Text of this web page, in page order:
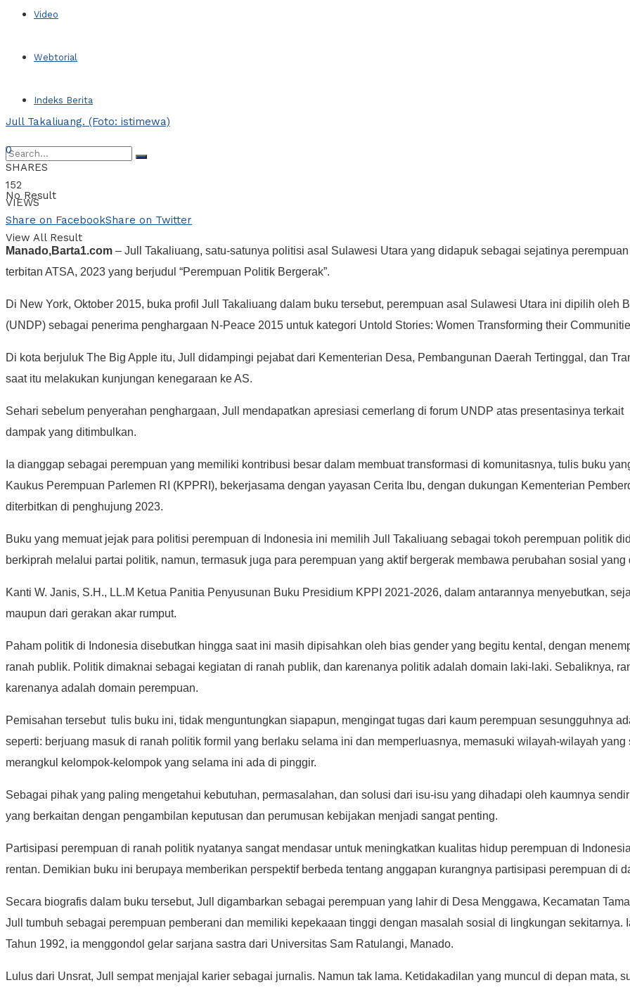
Video
Webtorial
Indeks Berita
No Result
View All Result
Jull Takaliuang. (Foto: istimewa)
0
SHARES
152
VIEWS
Share on FacebookShare on Twitter
Manado,Barta1.com – Jull Takaliuang, satu-satunya politisi asal Sulawesi Utara yang didapuk sebagai sejatinya
terbitan ATSA, 2023 yang berjudul “Perempuan Politik Bergerak”.
Di New York, Oktober 2015, buka profil Jull Takaliuang dalam buku tersebut, perempuan asal Sulawesi Utara ini dipilih oleh
(UNDP) sebagai penerima penghargaan N-Peace 2015 untuk kategori Untold Stories: Women Transforming their
Di kota berjuluk The Big Apple itu, Jull didampingi pejabat dari Kementerian Desa, Pembangunan Daerah Tertinggal, dan
saat itu melakukan kunjungan kenegaraan ke AS.
Sehari sebelum penyerahan penghargaan, Jull mendapatkan apresiasi cemerlang di forum UNDP atas presentasinya
dampak yang ditimbulkan.
Ia dianggap sebagai perempuan yang memiliki kontribusi besar dalam membuat transformasi di komunitasnya, tulis buku
Kaukus Perempuan Parlemen RI (KPPRI), bekerjasama dengan yayasan Cerita Ibu, dengan dukungan Kementerian
diterbitkan di penghujung 2023.
Buku yang memuat jejak para politisi perempuan di Indonesia ini memilih Jull Takaliuang sebagai tokoh perempuan politik
berkiprah melalui partai politik, namun, termasuk juga para perempuan yang aktif bergerak membawa perubahan sosial
Kanti W. Janis, S.H., LL.M Ketua Panitia Penyusunan Buku Presidium KPPI 2021-2026, dalam antarannya menyebutkan,
maupun dari gerakan akar rumput.
Paham politik di Indonesia disebutkan hingga saat ini masih dipisahkan oleh bias gender yang begitu kental, dengan
ranah publik. Politik dimaknai sebagai kegiatan di ranah publik, dan karenanya politik adalah domain laki-laki. Sebaliknya,
karenanya adalah domain perempuan.
Pemisahan tersebut tulis buku ini, tidak menguntungkan siapapun, mengingat tugas dari kaum perempuan sesungguhnya
seperti: berjuang masuk di ranah politik formil yang berlaku selama ini dan memperluasnya, memasuki wilayah-wilayah
merangkul kelompok-kelompok yang selama ini ada di pinggir.
Sebagai pihak yang paling mengetahui kebutuhan, permasalahan, dan solusi dari isu-isu yang dihadapi oleh kaumnya
yang berkaitan dengan pengambilan keputusan dan perumusan kebijakan menjadi sangat penting.
Partisipasi perempuan di ranah politik nyatanya sangat mendasar untuk meningkatkan kualitas hidup perempuan di
rentan. Demikian buku ini berupaya memberikan perspektif berbeda tentang anggapan kurangnya partisipasi perempuan di
Secara biografis dalam buku tersebut, Jull digambarkan sebagai perempuan yang lahir di Desa Menggawa, Kecamatan
Jull tumbuh sebagai perempuan pemberani dan memiliki kepekaaan tinggi dengan masalah sosial di lingkungan
Tahun 1992, ia menggondol gelar sarjana sastra dari Universitas Sam Ratulangi, Manado.
Lulus dari Unsrat, Jull sempat menjajal karier sebagai jurnalis. Namun tak lama. Ketidakadilan yang muncul di depan mata,